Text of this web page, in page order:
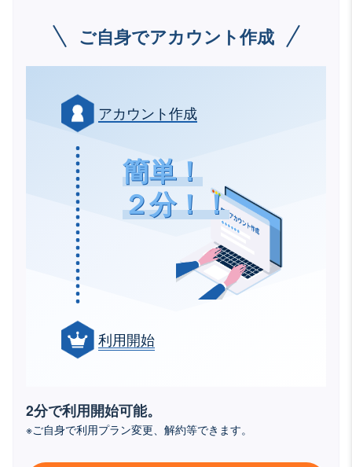
ご自身でアカウント作成
アカウント作成
簡単！
２分！！
利用開始
2分で利用開始可能。
※ご自身で利用プラン変更、解約等できます。